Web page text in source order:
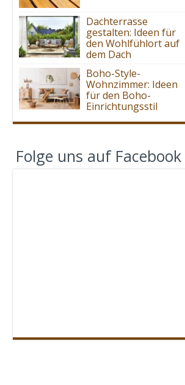
Dachterrasse
gestalten: Ideen für
den Wohlfühlort auf
dem Dach
Boho-Style-
Wohnzimmer: Ideen
für den Boho-
Einrichtungsstil
Folge uns auf Facebook